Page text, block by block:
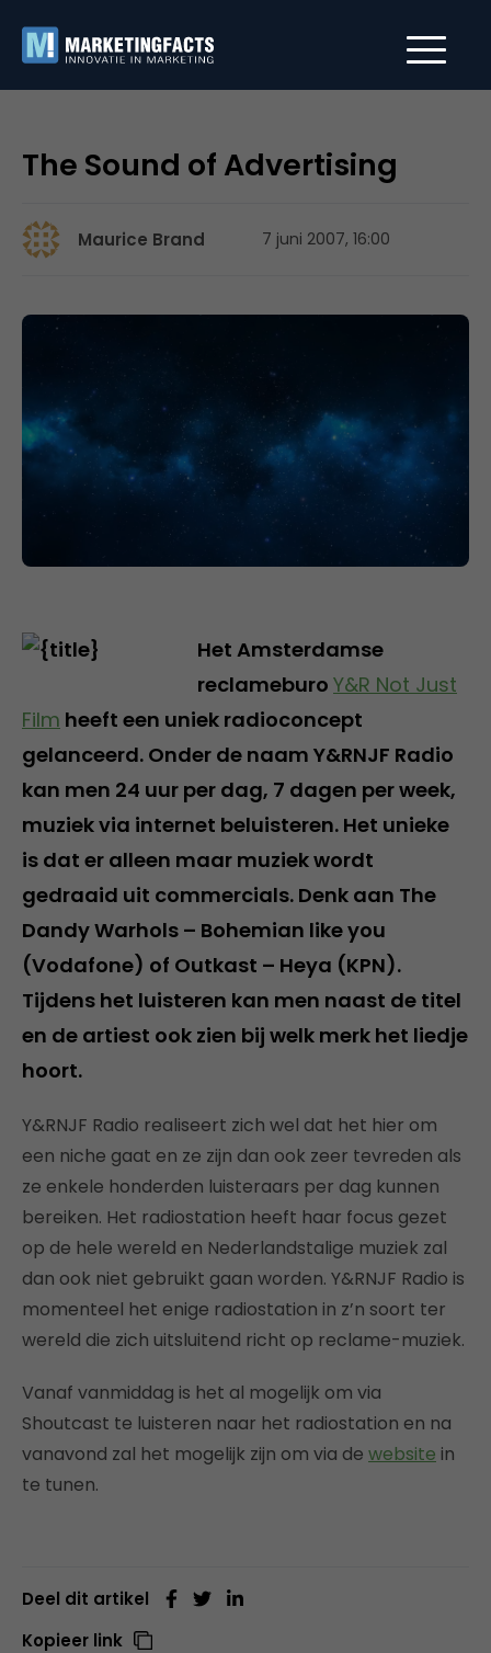
The Sound of Advertising
Maurice Brand 7 juni 2007, 16:00
Het Amsterdamse
reclameburo Y&R Not Just
Film heeft een uniek radioconcept
gelanceerd. Onder de naam Y&RNJF Radio
kan men 24 uur per dag, 7 dagen per week,
muziek via internet beluisteren. Het unieke
is dat er alleen maar muziek wordt
gedraaid uit commercials. Denk aan The
Dandy Warhols – Bohemian like you
(Vodafone) of Outkast – Heya (KPN).
Tijdens het luisteren kan men naast de titel
en de artiest ook zien bij welk merk het liedje
hoort.
Y&RNJF Radio realiseert zich wel dat het hier om
een niche gaat en ze zijn dan ook zeer tevreden als
ze enkele honderden luisteraars per dag kunnen
bereiken. Het radiostation heeft haar focus gezet
op de hele wereld en Nederlandstalige muziek zal
dan ook niet gebruikt gaan worden. Y&RNJF Radio is
momenteel het enige radiostation in z’n soort ter
wereld die zich uitsluitend richt op reclame-muziek.
Vanaf vanmiddag is het al mogelijk om via
Shoutcast te luisteren naar het radiostation en na
vanavond zal het mogelijk zijn om via de website in
te tunen.
Deel dit artikel
Kopieer link